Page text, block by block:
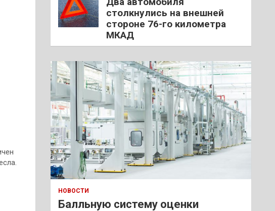
столкнулись на внешней
стороне 76-го километра
МКАД
НОВОСТИ
Балльную систему оценки